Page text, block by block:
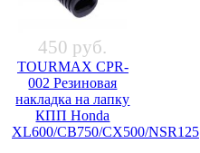
450 руб.
TOURMAX CPR-
002 Резиновая
накладка на лапку
КПП Honda
XL600/CB750/CX500/NSR125